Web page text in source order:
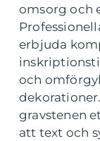
omsorg och
erbjuda
och
gravstenen
att text och